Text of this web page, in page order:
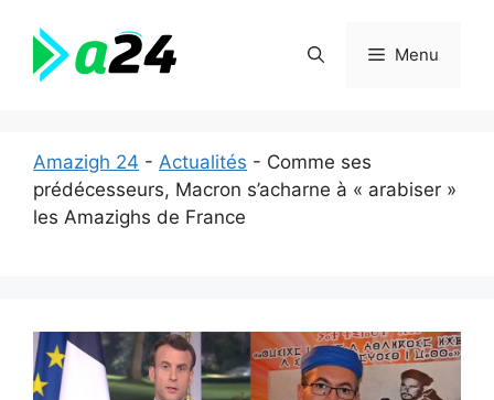
contenu
Menu
Amazigh 24 - Actualités - Comme ses
prédécesseurs, Macron s’acharne à « arabiser »
les Amazighs de France